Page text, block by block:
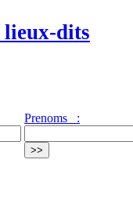
lieux-dits
Prenoms :